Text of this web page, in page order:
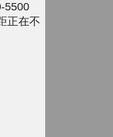
5500
正在不